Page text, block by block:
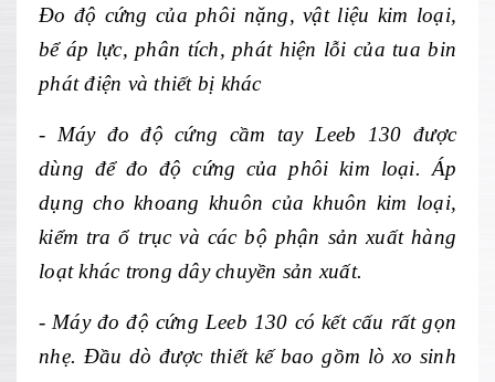
Đo độ cứng của phôi nặng, vật liệu kim loại,
bể áp lực, phân tích, phát hiện lỗi của tua bin
phát điện và thiết bị khác
- Máy đo độ cứng cầm tay Leeb 130 được
dùng để đo độ cứng của phôi kim loại. Áp
dụng cho khoang khuôn của khuôn kim loại,
kiểm tra ổ trục và các bộ phận sản xuất hàng
loạt khác trong dây chuyền sản xuất.
- Máy đo độ cứng Leeb 130 có kết cấu rất gọn
nhẹ. Đầu dò được thiết kế bao gồm lò xo sinh